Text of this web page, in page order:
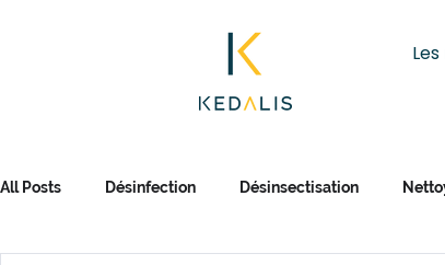
All Posts Désinfection Désinsectisation